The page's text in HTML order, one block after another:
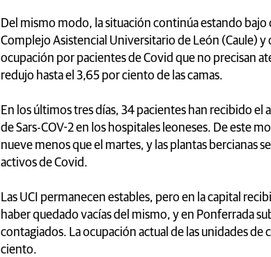
Del mismo modo, la situación continúa estando bajo
Complejo Asistencial Universitario de León (Caule)
ocupación por pacientes de Covid que no precisan
redujo hasta el 3,65 por ciento de las camas.
En los últimos tres días, 34 pacientes han recibido el
de Sars-COV-2 en los hospitales leoneses. De este
nueve menos que el martes, y las plantas bercianas
activos de Covid.
Las UCI permanecen estables, pero en la capital
haber quedado vacías del mismo, y en Ponferrada
contagiados. La ocupación actual de las unidades de
ciento.